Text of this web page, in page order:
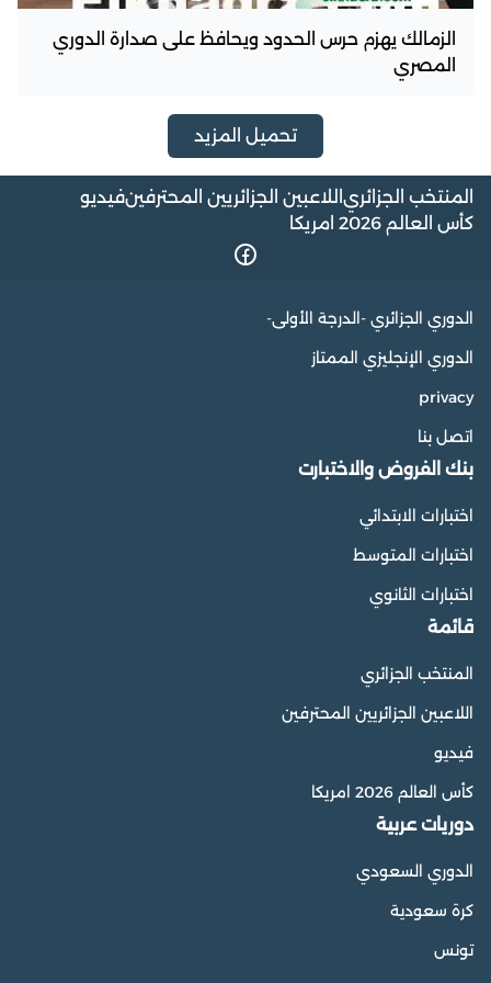
الزمالك يهزم حرس الحدود ويحافظ على صدارة الدوري
المصري
تحميل المزيد
المنتخب الجزائري اللاعبين الجزائريين المحترفينفيديو
كأس العالم 2026 امريكا
الدوري الجزائري -الدرجة الأولى-
الدوري الإنجليزي الممتاز
privacy
اتصل بنا
بنك الفروض والاختبارت
اختبارات الابتدائي
اختبارات المتوسط
اختبارات الثانوي
قائمة
المنتخب الجزائري
اللاعبين الجزائريين المحترفين
فيديو
كأس العالم 2026 امريكا
دوريات عربية
الدوري السعودي
كرة سعودية
تونس